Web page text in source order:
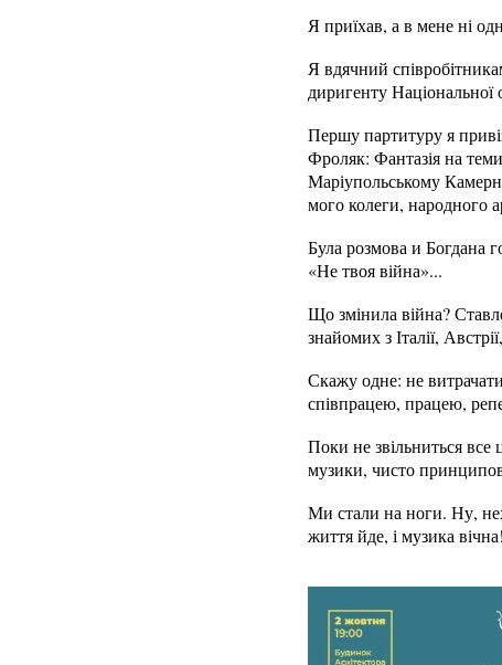
Я приїхав, а в мене ні
Я вдячний
диригенту Національної
Першу партитуру я
Фроляк: Фантазія на
Маріупольському
мого колеги, народного
Була розмова и Богдана
«Не твоя війна»...
Що змінила війна?
знайомих з Італії,
Скажу одне: не
співпрацею, працею,
Поки не звільниться
музики, чисто
Ми стали на ноги. Ну,
життя йде, і музика вічна!